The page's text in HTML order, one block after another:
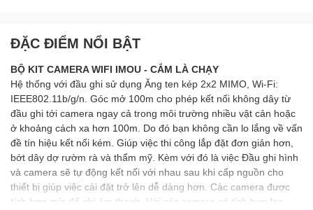
ĐẶC ĐIỂM NỔI BẬT
BỘ KIT CAMERA WIFI IMOU - CẮM LÀ CHẠY
Hệ thống với đầu ghi sử dụng Ăng ten kép 2x2 MIMO, Wi-Fi:
IEEE802.11b/g/n. Góc mở 100m cho phép kết nối không dây từ
đầu ghi tới camera ngay cả trong môi trường nhiều vật cản hoặc
ở khoảng cách xa hơn 100m. Do đó bạn không cần lo lắng về vấn
đề tín hiệu kết nối kém. Giúp việc thi công lắp đặt đơn giản hơn,
bớt dây dợ rườm rà và thẩm mỹ. Kèm với đó là việc Đầu ghi hình
và camera sẽ tự động kết nối với nhau sau khi cấp nguồn cho
thiết bị giúp việc cài đặt trở lên dễ dàng hơn. Các camera được
tích hợp míc để ghi âm thanh. Với các camera có tích hợp loa